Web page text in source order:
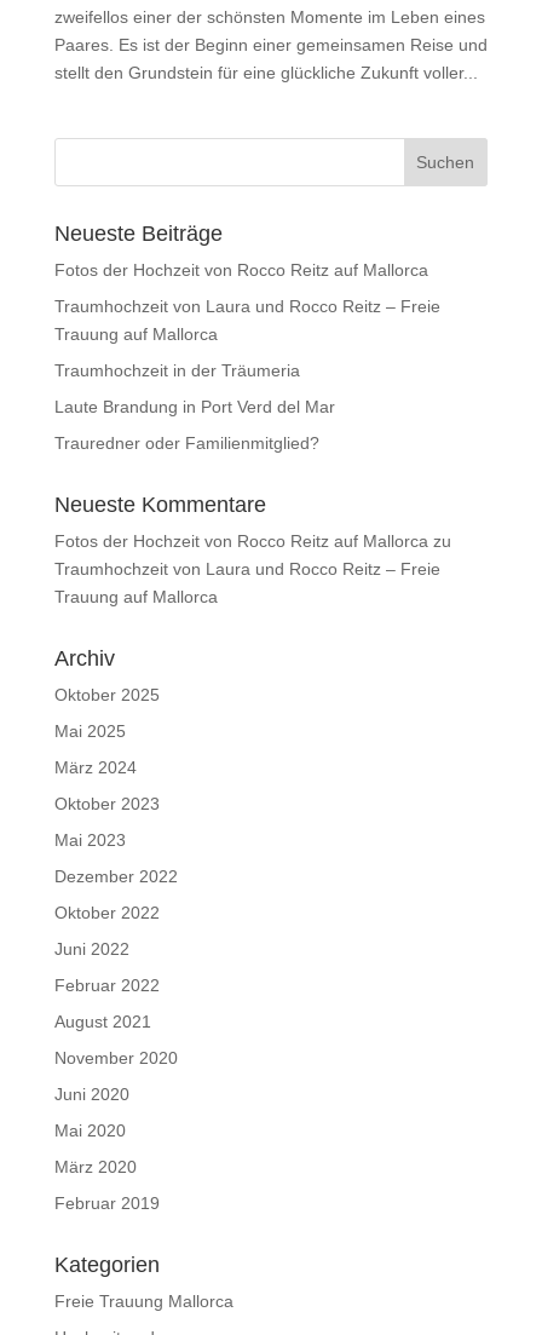
zweifellos einer der schönsten Momente im Leben eines
Paares. Es ist der Beginn einer gemeinsamen Reise und
stellt den Grundstein für eine glückliche Zukunft voller...
Neueste Beiträge
Fotos der Hochzeit von Rocco Reitz auf Mallorca
Traumhochzeit von Laura und Rocco Reitz – Freie
Trauung auf Mallorca
Traumhochzeit in der Träumeria
Laute Brandung in Port Verd del Mar
Trauredner oder Familienmitglied?
Neueste Kommentare
Fotos der Hochzeit von Rocco Reitz auf Mallorca zu
Traumhochzeit von Laura und Rocco Reitz – Freie
Trauung auf Mallorca
Archiv
Oktober 2025
Mai 2025
März 2024
Oktober 2023
Mai 2023
Dezember 2022
Oktober 2022
Juni 2022
Februar 2022
August 2021
November 2020
Juni 2020
Mai 2020
März 2020
Februar 2019
Kategorien
Freie Trauung Mallorca